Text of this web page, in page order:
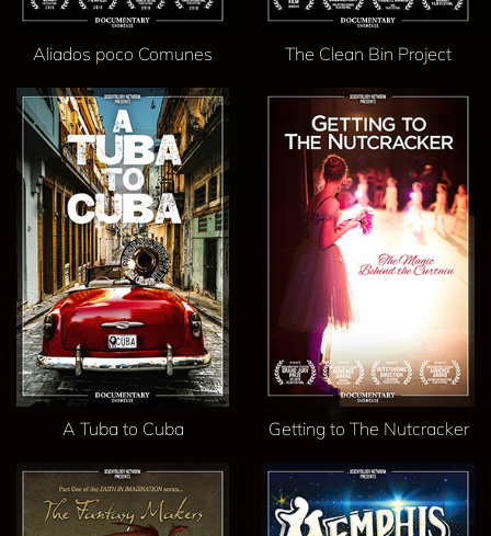
Aliados poco Comunes The Clean Bin Project
A Tuba to Cuba Getting to The Nutcracker